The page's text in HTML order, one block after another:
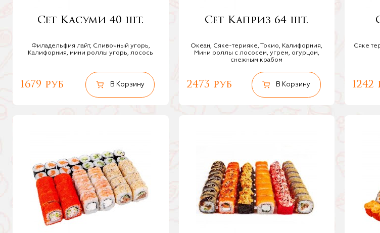
Сет Касуми 40 шт.
Филадельфия лайт, Сливочный угорь,
Калифорния, мини роллы угорь, лосось
1679 руб
Сет Каприз 64 шт.
Океан, Сяке-терияке, Токио, Калифорния,
Мини роллы с лососем, угрем, огурцом,
снежным крабом
2473 руб
Сяке
1242